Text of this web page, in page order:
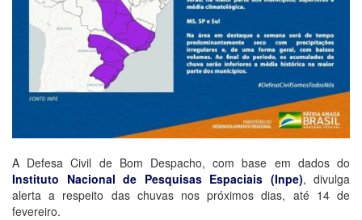
A Defesa Civil de Bom Despacho, com base em dados do
Instituto Nacional de Pesquisas Espaciais (Inpe), divulga
alerta a respeito das chuvas nos próximos dias, até 14 de
fevereiro.